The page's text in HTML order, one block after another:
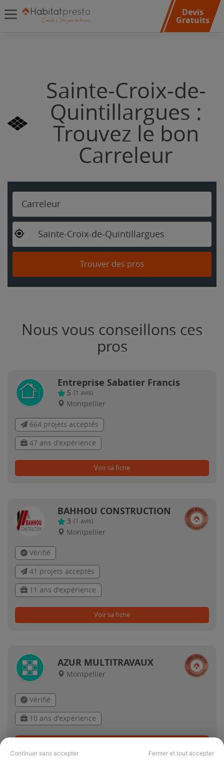
Continuer sans accepter Fermer et tout accepter
Devis
Gratuits
Sainte-Croix-de-
Quintillargues :
Trouvez le bon
Carreleur
Carreleur
Sainte-Croix-de-Quintillargues
Trouver des pros
Nous vous conseillons ces
pros
Entreprise Sabatier Francis
5 (1 avis)
Montpellier
664 projets acceptés
47 ans d'expérience
Voir sa fiche
BAHHOU CONSTRUCTION
3 (1 avis)
Montpellier
Vérifié
41 projets acceptés
11 ans d'expérience
Voir sa fiche
AZUR MULTITRAVAUX
Montpellier
Vérifié
10 ans d'expérience